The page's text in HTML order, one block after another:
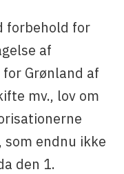
forbehold for
af
Grønland af
mv., lov om
som endnu ikke
den 1.